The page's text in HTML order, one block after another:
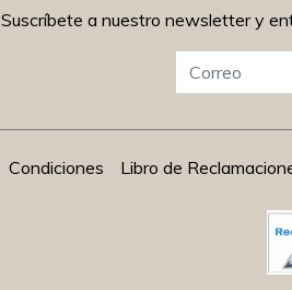
Suscríbete a nuestro newsletter y
Condiciones Libro de